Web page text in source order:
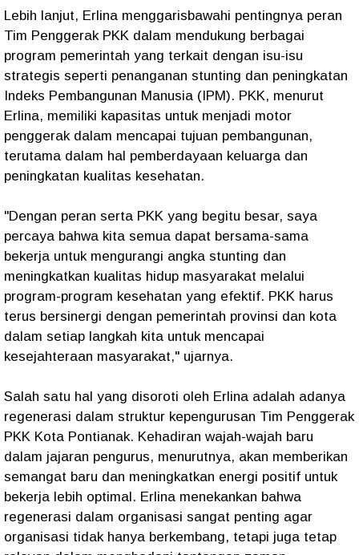
Lebih lanjut, Erlina menggarisbawahi pentingnya peran
Tim Penggerak PKK dalam mendukung berbagai
program pemerintah yang terkait dengan isu-isu
strategis seperti penanganan stunting dan peningkatan
Indeks Pembangunan Manusia (IPM). PKK, menurut
Erlina, memiliki kapasitas untuk menjadi motor
penggerak dalam mencapai tujuan pembangunan,
terutama dalam hal pemberdayaan keluarga dan
peningkatan kualitas kesehatan.
"Dengan peran serta PKK yang begitu besar, saya
percaya bahwa kita semua dapat bersama-sama
bekerja untuk mengurangi angka stunting dan
meningkatkan kualitas hidup masyarakat melalui
program-program kesehatan yang efektif. PKK harus
terus bersinergi dengan pemerintah provinsi dan kota
dalam setiap langkah kita untuk mencapai
kesejahteraan masyarakat," ujarnya.
Salah satu hal yang disoroti oleh Erlina adalah adanya
regenerasi dalam struktur kepengurusan Tim Penggerak
PKK Kota Pontianak. Kehadiran wajah-wajah baru
dalam jajaran pengurus, menurutnya, akan memberikan
semangat baru dan meningkatkan energi positif untuk
bekerja lebih optimal. Erlina menekankan bahwa
regenerasi dalam organisasi sangat penting agar
organisasi tidak hanya berkembang, tetapi juga tetap